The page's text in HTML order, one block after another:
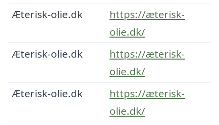
Æterisk-olie.dk
https://æterisk-
olie.dk/
Æterisk-olie.dk
https://æterisk-
olie.dk/
Æterisk-olie.dk
https://æterisk-
olie.dk/